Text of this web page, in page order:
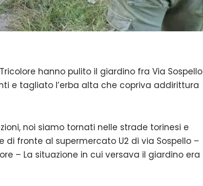
hanno pulito il giardino fra Via Sospello
e tagliato l’erba alta che copriva addirittura
noi siamo tornati nelle strade torinesi e
fronte al supermercato U2 di via Sospello –
– La situazione in cui versava il giardino era